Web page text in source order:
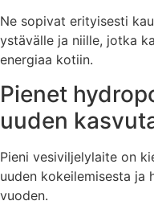
Ne sopivat erityisesti
ystävälle ja niille, jotka
energiaa kotiin.
Pienet
uuden
Pieni vesiviljelylaite on
uuden kokeilemisesta ja
vuoden.